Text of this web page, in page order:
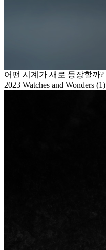
어떤 시계가 새로 등장할까?
2023 Watches and Wonders (1)